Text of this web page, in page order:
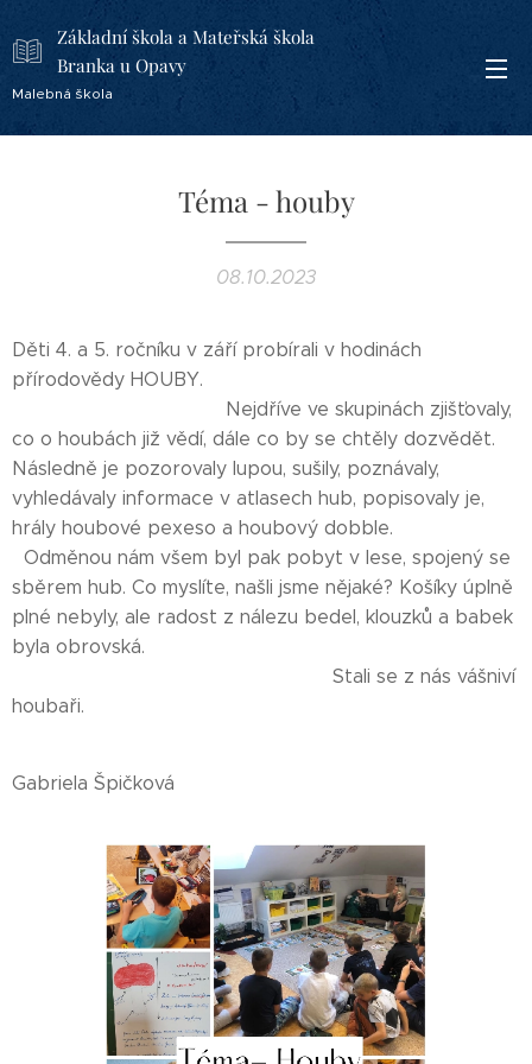
Základní škola a Mateřská škola
Branka u Opavy
Malebná škola
Téma - houby
08.10.2023
Děti 4. a 5. ročníku v září probírali v hodinách
přírodovědy HOUBY.
Nejdříve ve skupinách zjišťovaly,
co o houbách již vědí, dále co by se chtěly dozvědět.
Následně je pozorovaly lupou, sušily, poznávaly,
vyhledávaly informace v atlasech hub, popisovaly je,
hrály houbové pexeso a houbový dobble.
Odměnou nám všem byl pak pobyt v lese, spojený se
sběrem hub. Co myslíte, našli jsme nějaké? Košíky úplně
plné nebyly, ale radost z nálezu bedel, klouzků a babek
byla obrovská.
Stali se z nás vášniví
houbaři.
Gabriela Špičková